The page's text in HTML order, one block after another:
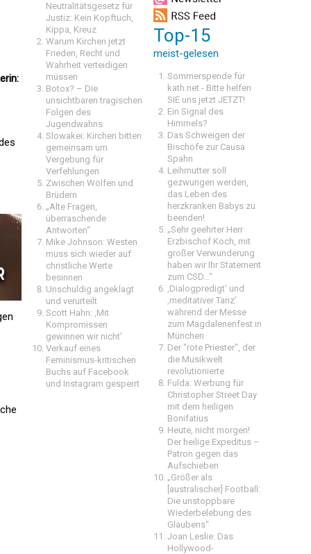
Neutralitätsgesetz für
Justiz: Kein Kopftuch,
Kippa, Kreuz
Warum Kirchen jetzt
Frieden, Recht und
Wahrheit verteidigen
müssen
Botox? – Die
unsichtbaren tragischen
Folgen des
Jugendwahns
Slowakei: Kirchen bitten
gemeinsam um
Vergebung für
Verfehlungen
Zwischen Wölfen und
Brüdern
„Alte Fragen,
überraschende
Antworten“
Mike Johnson: Westen
muss sich wieder auf
christliche Werte
besinnen
Unschuldig angeklagt
und verurteilt
Scott Hahn: ‚Mit
Kompromissen
gewinnen wir nicht’
Verkauf eines
Feminismus-kritischen
Buchs auf Facebook
und Instagram gesperrt
Top-15
meist-gelesen
Sommerspende für
kath.net - Bitte helfen
SIE uns jetzt JETZT!
Ein Signal des
Himmels?
Das Schweigen der
Bischöfe zur Causa
Spahn
Leihmutter soll
gezwungen werden,
das Leben des
herzkranken Babys zu
beenden!
„Sehr geehrter Herr
Erzbischof Koch, mit
großer Verwunderung
haben wir Ihr Statement
zum CSD…“
‚Dialogpredigt‘ und
‚meditativer Tanz’
während der Messe
zum Magdalenenfest in
München
Der "rote Priester", der
die Musikwelt
revolutionierte
Fulda: Werbung für
Christopher Street Day
mit dem heiligen
Bonifatius
Heute, nicht morgen!
Der heilige Expeditus –
Patron gegen das
Aufschieben
„Größer als
[australischer] Football:
Die unstoppbare
Wiederbelebung des
Glaubens“
Joan Leslie: Das
Hollywood-